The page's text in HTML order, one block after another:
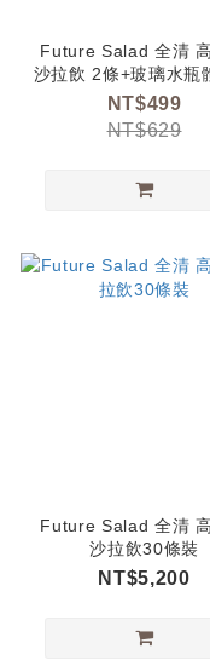
Future Salad 全清
沙拉飲 2條+玻璃水瓶
【每人限購1組】
NT$499
NT$629
Future Salad 全清
沙拉飲30條裝
NT$5,200